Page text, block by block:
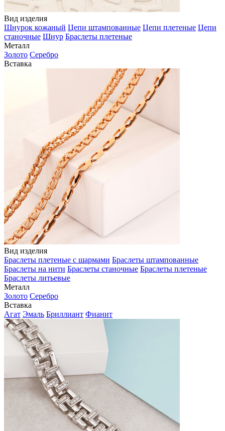
Вид изделия
Шнурок кожаный Цепи штампованные Цепи плетеные Цепи
станочные Шнур Браслеты плетеные
Металл
Золото Серебро
Вставка
Вид изделия
Браслеты плетеные с шармами Браслеты штампованные
Браслеты на нити Браслеты станочные Браслеты плетеные
Браслеты литьевые
Металл
Золото Серебро
Вставка
Агат Эмаль Бриллиант Фианит